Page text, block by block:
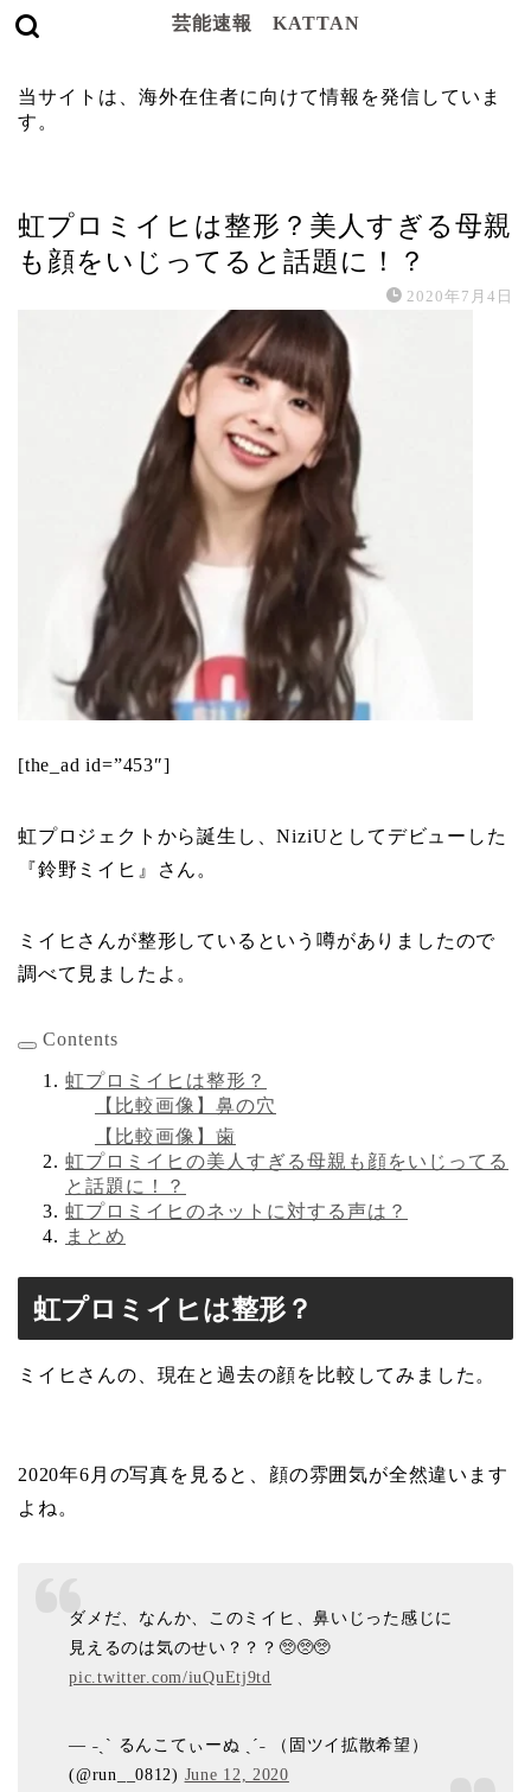
芸能速報 KATTAN
当サイトは、海外在住者に向けて情報を発信していま
す。
虹プロミイヒは整形？美人すぎる母親
も顔をいじってると話題に！？
2020年7月4日
[the_ad id=”453″]
虹プロジェクトから誕生し、NiziUとしてデビューした
『鈴野ミイヒ』さん。
ミイヒさんが整形しているという噂がありましたので
調べて見ましたよ。
Contents
虹プロミイヒは整形？
【比較画像】鼻の穴
【比較画像】歯
虹プロミイヒの美人すぎる母親も顔をいじってる
と話題に！？
虹プロミイヒのネットに対する声は？
まとめ
虹プロミイヒは整形？
ミイヒさんの、現在と過去の顔を比較してみました。
2020年6月の写真を見ると、顔の雰囲気が全然違います
よね。
ダメだ、なんか、このミイヒ、鼻いじった感じに
見えるのは気のせい？？？🥺🥺🥺
pic.twitter.com/iuQuEtj9td
— ˗ˏˋ るんこてぃーぬ ˎˊ˗ （固ツイ拡散希望）
(@run__0812) June 12, 2020